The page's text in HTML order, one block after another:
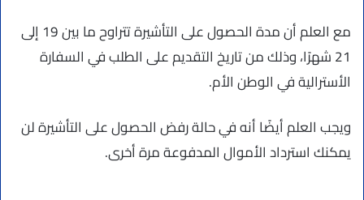
مع العلم أن مدة الحصول على التأشيرة تتراوح ما بين 19 إلى
21 شهرًا، وذلك من تاريخ التقديم على الطلب في السفارة
الأسترالية في الوطن الأم.
ويجب العلم أيضًا أنه في حالة رفض الحصول على التأشيرة لن
يمكنك استرداد الأموال المدفوعة مرة أخرى.